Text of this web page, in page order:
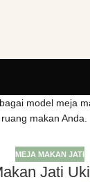
model meja
makan Anda.
MEJA MAKAN JATI
Jati